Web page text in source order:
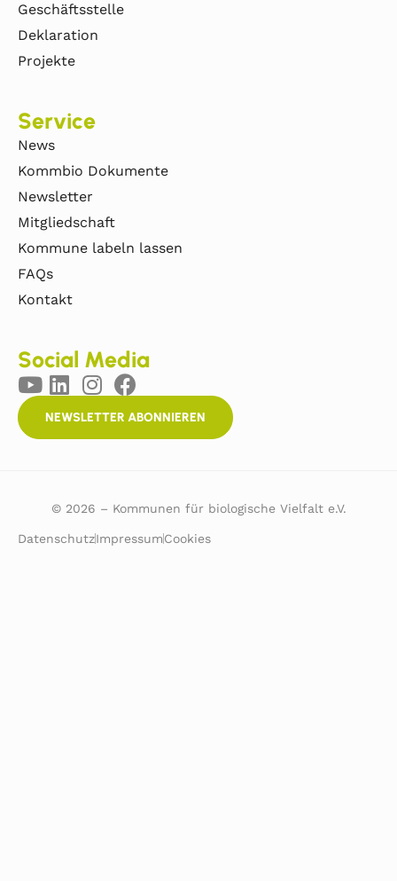
Geschäftsstelle
Deklaration
Projekte
Service
News
Kommbio Dokumente
Newsletter
Mitgliedschaft
Kommune labeln lassen
FAQs
Kontakt
Social Media
NEWSLETTER ABONNIEREN
© 2026 – Kommunen für biologische Vielfalt e.V.
DatenschutzImpressumCookies